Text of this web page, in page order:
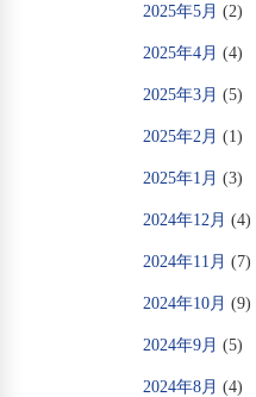
2025年5月 (2)
2025年4月 (4)
2025年3月 (5)
2025年2月 (1)
2025年1月 (3)
2024年12月 (4)
2024年11月 (7)
2024年10月 (9)
2024年9月 (5)
2024年8月 (4)